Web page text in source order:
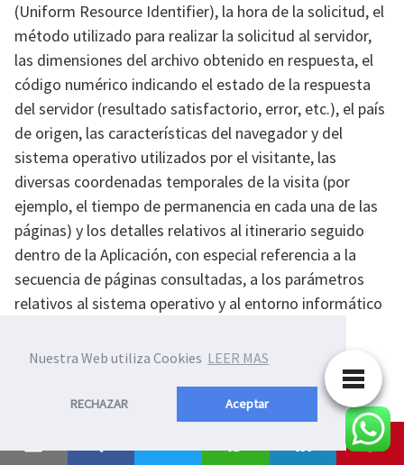
(Uniform Resource Identifier), la hora de la solicitud, el
método utilizado para realizar la solicitud al servidor,
las dimensiones del archivo obtenido en respuesta, el
código numérico indicando el estado de la respuesta
del servidor (resultado satisfactorio, error, etc.), el país
de origen, las características del navegador y del
sistema operativo utilizados por el visitante, las
diversas coordenadas temporales de la visita (por
ejemplo, el tiempo de permanencia en cada una de las
páginas) y los detalles relativos al itinerario seguido
dentro de la Aplicación, con especial referencia a la
secuencia de páginas consultadas, a los parámetros
relativos al sistema operativo y al entorno informático
Usuario
El individuo que utilice esta web, quien, a menos que se
indique lo contrario deberá coincidir con el titular de los
Nuestra Web utiliza Cookies LEER MAS
RECHAZAR Aceptar